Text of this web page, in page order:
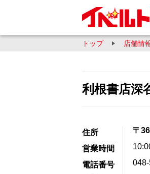
トップ 店舗情
利根書店深
住所 〒
営業時間
電話番号